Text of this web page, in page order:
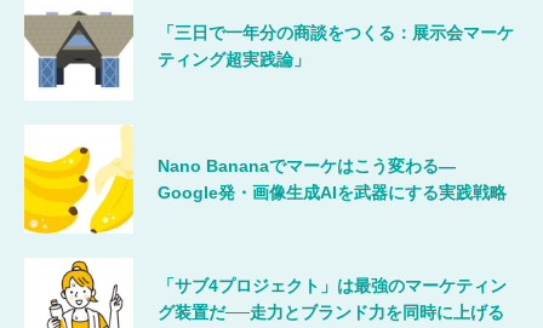
「三日で一年分の商談をつくる：展示会マーケ
ティング超実践論」
Nano Bananaでマーケはこう変わる―
Google発・画像生成AIを武器にする実践戦略
「サブ4プロジェクト」は最強のマーケティン
グ装置だ──走力とブランド力を同時に上げる